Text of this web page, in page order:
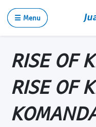
☰ Menu
RISE OF
RISE OF